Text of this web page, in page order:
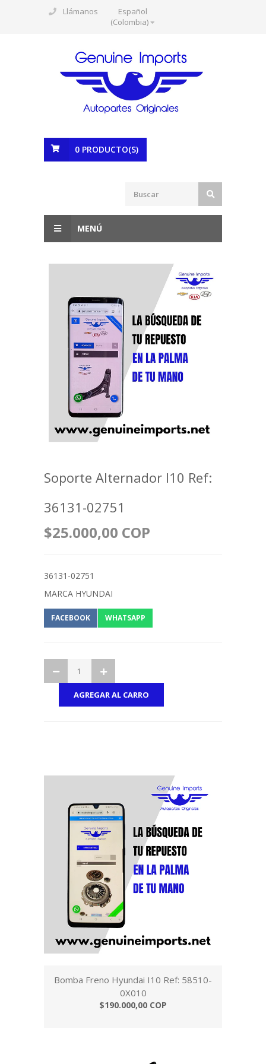
Llámanos
Español
(Colombia)
0 PRODUCTO(S)
MENÚ
Soporte Alternador I10 Ref:
36131-02751
$25.000,00 COP
36131-02751
MARCA HYUNDAI
FACEBOOK WHATSAPP
Bomba Freno Hyundai I10 Ref: 58510-
0X010
$190.000,00 COP